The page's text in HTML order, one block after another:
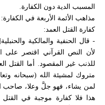
المسبب الدية دون الكفارة.
مذاهب الأئمة الأربعة في الكفارة:
كفارة القتل العمد:
- قال الحنفية والمالكية
لأن النص القرآني اقتصر على
للذنب غير المقصود. أما القتل
متروك لمشيئة الله (سبحانه
لمن يشاء، فهو جلَّ وعلا، صاحب
هذا فلا كفارة موجبة في القتل